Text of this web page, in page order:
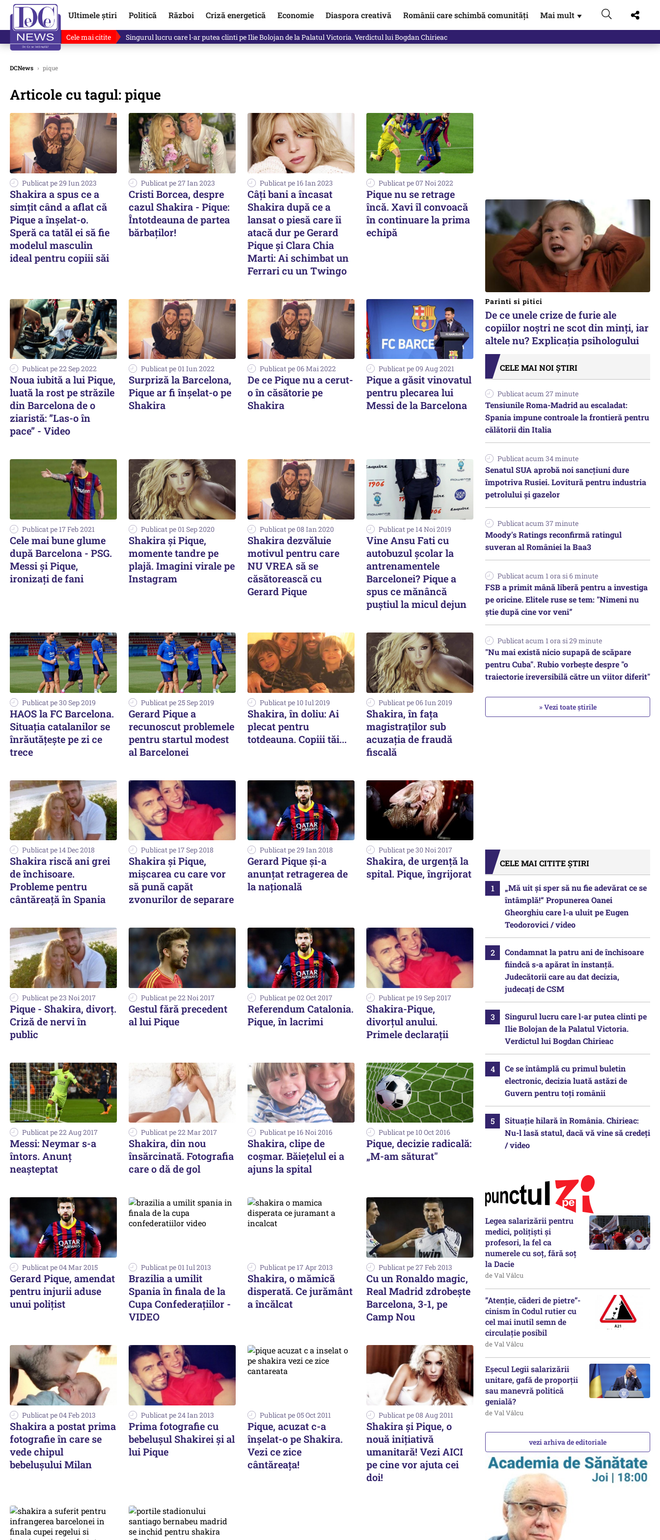
Ultimele știri Politică Război Criză energetică Economie Diaspora creativă Românii care schimbă comunități Mai mult ▼
Cele mai citite Singurul lucru care l-ar putea clinti pe Ilie Bolojan de la Palatul Victoria. Verdictul lui Bogdan Chirieac
DCNews › pique
Articole cu tagul: pique
Publicat pe 29 Iun 2023
Shakira a spus ce a
simţit când a aflat că
Pique a înşelat-o.
Speră ca tatăl ei să fie
modelul masculin
ideal pentru copiii săi
Publicat pe 27 Ian 2023
Cristi Borcea, despre
cazul Shakira - Pique:
Întotdeauna de partea
bărbaților!
Publicat pe 16 Ian 2023
Câți bani a încasat
Shakira după ce a
lansat o piesă care îi
atacă dur pe Gerard
Pique și Clara Chia
Marti: Ai schimbat un
Ferrari cu un Twingo
Publicat pe 07 Noi 2022
Pique nu se retrage
încă. Xavi îl convoacă
în continuare la prima
echipă
Publicat pe 22 Sep 2022
Noua iubită a lui Pique,
luată la rost pe străzile
din Barcelona de o
ziaristă: ”Las-o în
pace” - Video
Publicat pe 01 Iun 2022
Surpriză la Barcelona,
Pique ar fi înşelat-o pe
Shakira
Publicat pe 06 Mai 2022
De ce Pique nu a cerut-
o în căsătorie pe
Shakira
Publicat pe 09 Aug 2021
Pique a găsit vinovatul
pentru plecarea lui
Messi de la Barcelona
Publicat pe 17 Feb 2021
Cele mai bune glume
după Barcelona - PSG.
Messi şi Pique,
ironizaţi de fani
Publicat pe 01 Sep 2020
Shakira şi Pique,
momente tandre pe
plajă. Imagini virale pe
Instagram
Publicat pe 08 Ian 2020
Shakira dezvăluie
motivul pentru care
NU VREA să se
căsătorească cu
Gerard Pique
Publicat pe 14 Noi 2019
Vine Ansu Fati cu
autobuzul școlar la
antrenamentele
Barcelonei? Pique a
spus ce mănâncă
puștiul la micul dejun
Publicat pe 30 Sep 2019
HAOS la FC Barcelona.
Situația catalanilor se
înrăutățește pe zi ce
trece
Publicat pe 25 Sep 2019
Gerard Pique a
recunoscut problemele
pentru startul modest
al Barcelonei
Publicat pe 10 Iul 2019
Shakira, în doliu: Ai
plecat pentru
totdeauna. Copiii tăi...
Publicat pe 06 Iun 2019
Shakira, în fața
magistraților sub
acuzația de fraudă
fiscală
Publicat pe 14 Dec 2018
Shakira riscă ani grei
de închisoare.
Probleme pentru
cântăreață în Spania
Publicat pe 17 Sep 2018
Shakira şi Pique,
mişcarea cu care vor
să pună capăt
zvonurilor de separare
Publicat pe 29 Ian 2018
Gerard Pique și-a
anunțat retragerea de
la națională
Publicat pe 30 Noi 2017
Shakira, de urgență la
spital. Pique, îngrijorat
Publicat pe 23 Noi 2017
Pique - Shakira, divorț.
Criză de nervi în
public
Publicat pe 22 Noi 2017
Gestul fără precedent
al lui Pique
Publicat pe 02 Oct 2017
Referendum Catalonia.
Pique, în lacrimi
Publicat pe 19 Sep 2017
Shakira-Pique,
divorțul anului.
Primele declarații
Publicat pe 22 Aug 2017
Messi: Neymar s-a
întors. Anunț
neașteptat
Publicat pe 22 Mar 2017
Shakira, din nou
însărcinată. Fotografia
care o dă de gol
Publicat pe 16 Noi 2016
Shakira, clipe de
coșmar. Băiețelul ei a
ajuns la spital
Publicat pe 10 Oct 2016
Pique, decizie radicală:
„M-am săturat"
Publicat pe 04 Mar 2015
Gerard Pique, amendat
pentru injurii aduse
unui polițist
Publicat pe 01 Iul 2013
Brazilia a umilit
Spania în finala de la
Cupa Confederațiilor -
VIDEO
Publicat pe 17 Apr 2013
Shakira, o mămică
disperată. Ce jurământ
a încălcat
Publicat pe 27 Feb 2013
Cu un Ronaldo magic,
Real Madrid zdrobește
Barcelona, 3-1, pe
Camp Nou
Publicat pe 04 Feb 2013
Shakira a postat prima
fotografie în care se
vede chipul
bebelușului Milan
Publicat pe 24 Ian 2013
Prima fotografie cu
bebelușul Shakirei și al
lui Pique
Publicat pe 05 Oct 2011
Pique, acuzat c-a
înşelat-o pe Shakira.
Vezi ce zice
cântăreaţa!
Publicat pe 08 Aug 2011
Shakira și Pique, o
nouă inițiativă
umanitară! Vezi AICI
pe cine vor ajuta cei
doi!
Parinti si pitici
De ce unele crize de furie ale
copiilor noștri ne scot din minți, iar
altele nu? Explicația psihologului
CELE MAI NOI ȘTIRI
Publicat acum 27 minute
Tensiunile Roma-Madrid au escaladat:
Spania impune controale la frontieră pentru
călătorii din Italia
Publicat acum 34 minute
Senatul SUA aprobă noi sancțiuni dure
împotriva Rusiei. Lovitură pentru industria
petrolului și gazelor
Publicat acum 37 minute
Moody's Ratings reconfirmă ratingul
suveran al României la Baa3
Publicat acum 1 ora si 6 minute
FSB a primit mână liberă pentru a investiga
pe oricine. Elitele ruse se tem: "Nimeni nu
știe după cine vor veni”
Publicat acum 1 ora si 29 minute
"Nu mai există nicio supapă de scăpare
pentru Cuba". Rubio vorbește despre "o
traiectorie ireversibilă către un viitor diferit"
» Vezi toate știrile
CELE MAI CITITE ȘTIRI
„Mă uit și sper să nu fie adevărat ce se
întâmplă!“ Propunerea Oanei
Gheorghiu care l-a uluit pe Eugen
Teodorovici / video
Condamnat la patru ani de închisoare
fiindcă s-a apărat în instanță.
Judecătorii care au dat decizia,
judecați de CSM
Singurul lucru care l-ar putea clinti pe
Ilie Bolojan de la Palatul Victoria.
Verdictul lui Bogdan Chirieac
Ce se întâmplă cu primul buletin
electronic, decizia luată astăzi de
Guvern pentru toți românii
Situație hilară în România. Chirieac:
Nu-l lasă statul, dacă vă vine să credeți
/ video
Legea salarizării pentru
medici, polițiști și
profesori, la fel ca
numerele cu soț, fără soț
la Dacie
de Val Vâlcu
”Atenție, căderi de pietre”-
cinism în Codul rutier cu
cel mai inutil semn de
circulație posibil
de Val Vâlcu
Eșecul Legii salarizării
unitare, gafă de proporții
sau manevră politică
genială?
de Val Vâlcu
vezi arhiva de editoriale